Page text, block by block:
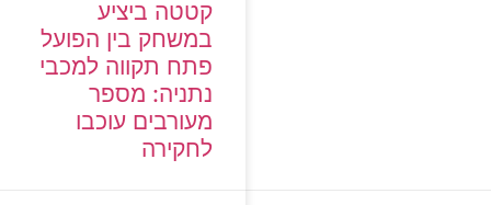
קטטה ביציע
במשחק בין הפועל
פתח תקווה למכבי
נתניה: מספר
מעורבים עוכבו
לחקירה